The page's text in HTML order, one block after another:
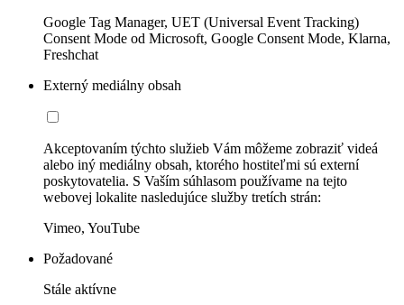
Google Tag Manager, UET (Universal Event Tracking)
Consent Mode od Microsoft, Google Consent Mode, Klarna,
Freshchat
Externý mediálny obsah
Akceptovaním týchto služieb Vám môžeme zobraziť videá
alebo iný mediálny obsah, ktorého hostiteľmi sú externí
poskytovatelia. S Vaším súhlasom používame na tejto
webovej lokalite nasledujúce služby tretích strán:
Vimeo, YouTube
Požadované
Stále aktívne